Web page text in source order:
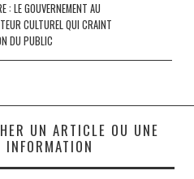
: LE GOUVERNEMENT AU
CULTUREL QUI CRAINT
DU PUBLIC
UN ARTICLE OU UNE
INFORMATION